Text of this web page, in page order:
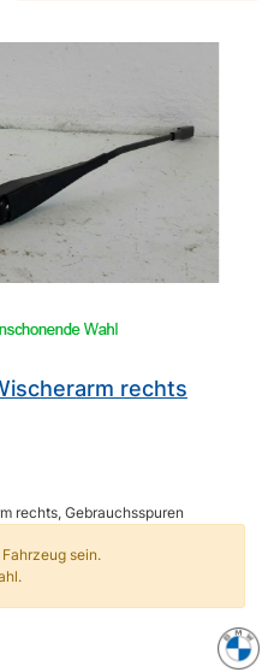
rechts
rechts, Gebrauchsspuren
sein.